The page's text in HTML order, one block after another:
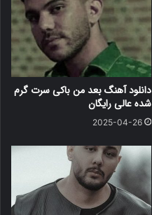
دانلود آهنگ بعد من باکی سرت گرم
شده عالی رایگان
2025-04-26